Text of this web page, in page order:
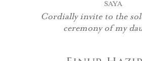
SAYA
Cordially invite to the
ceremony of my